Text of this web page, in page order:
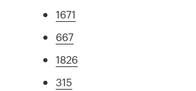
1671
667
1826
315